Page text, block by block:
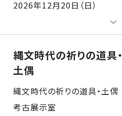
2026年12月20日（日）
縄文時代の祈りの道具・
土偶
縄文時代の祈りの道具・土偶 考古展示室